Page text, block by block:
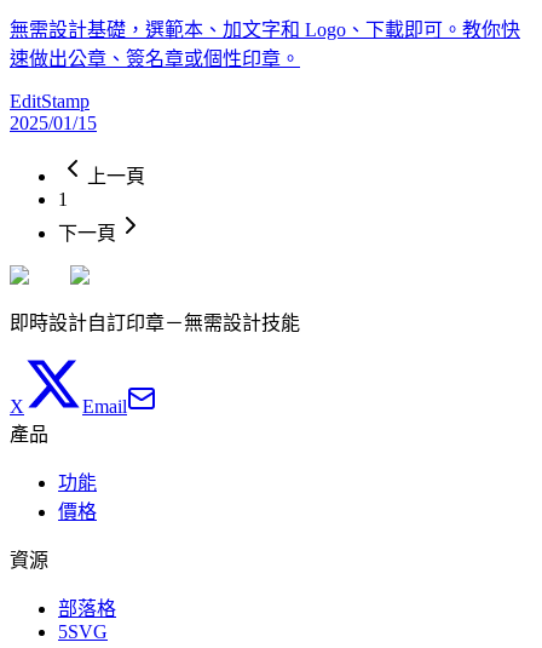
無需設計基礎，選範本、加文字和 Logo、下載即可。教你快
速做出公章、簽名章或個性印章。
EditStamp
2025/01/15
上一頁
1
下一頁
即時設計自訂印章－無需設計技能
X
Email
產品
功能
價格
資源
部落格
5SVG